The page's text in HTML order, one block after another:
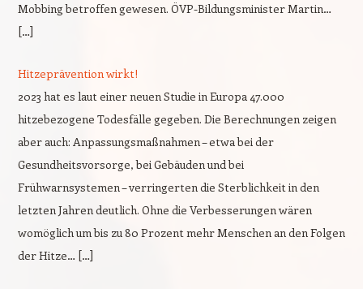
Mobbing betroffen gewesen. ÖVP-Bildungsminister Martin…
[…]
Hitzeprävention wirkt!
2023 hat es laut einer neuen Studie in Europa 47.000
hitzebezogene Todesfälle gegeben. Die Berechnungen zeigen
aber auch: Anpassungsmaßnahmen – etwa bei der
Gesundheitsvorsorge, bei Gebäuden und bei
Frühwarnsystemen – verringerten die Sterblichkeit in den
letzten Jahren deutlich. Ohne die Verbesserungen wären
womöglich um bis zu 80 Prozent mehr Menschen an den Folgen
der Hitze… […]